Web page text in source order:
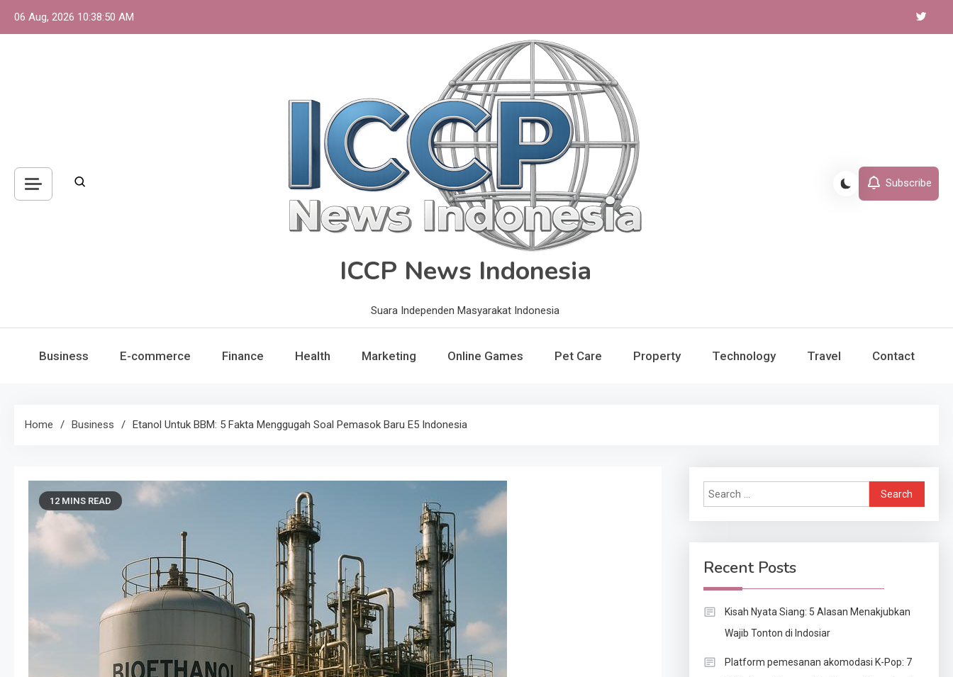
06 Aug, 2026 10:38:51 AM
ICCP News Indonesia
Suara Independen Masyarakat Indonesia
Subscribe
Business E-commerce Finance Health Marketing Online Games Pet Care Property Technology Travel Contact
Home Business Etanol Untuk BBM: 5 Fakta Menggugah Soal Pemasok Baru E5 Indonesia
12 MINS READ
Search
for:
Recent Posts
Kisah Nyata Siang: 5 Alasan Menakjubkan
Wajib Tonton di Indosiar
Platform pemesanan akomodasi K-Pop: 7